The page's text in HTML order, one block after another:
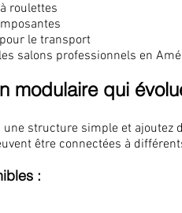
roulettes
le transport
salons professionnels en
modulaire qui
une structure simple et ajoutez
être connectées à
: